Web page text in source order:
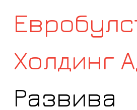
Холдинг
Развива